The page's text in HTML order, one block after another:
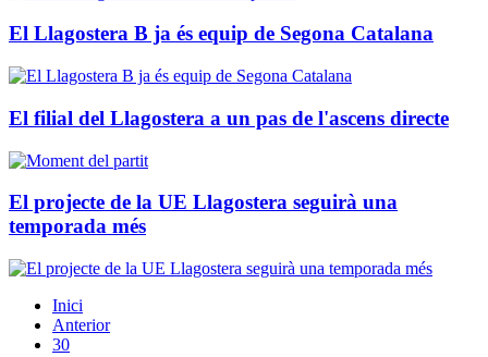
El Llagostera B ja és equip de Segona Catalana
El filial del Llagostera a un pas de l'ascens directe
El projecte de la UE Llagostera seguirà una
temporada més
Inici
Anterior
30